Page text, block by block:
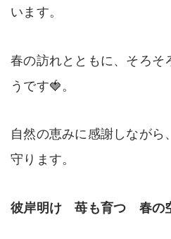
います。
春の訪れとともに、そろそ
うです🍓。
自然の恵みに感謝しながら
守ります。
彼岸明け 苺も育つ 春の